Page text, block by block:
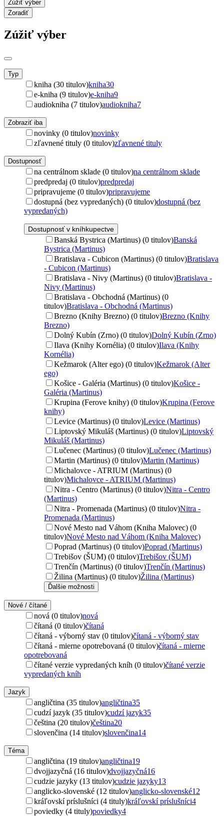
Zúžiť výber
Zoradiť
Zúžiť výber
Typ
kniha (30 titulov)kniha30
e-kniha (9 titulov)e-kniha9
audiokniha (7 titulov)audiokniha7
Zobraziť iba
novinky (0 titulov)novinky
zľavnené tituly (0 titulov)zľavnené tituly
Dostupnosť
na centrálnom sklade (0 titulov)na centrálnom sklade
predpredaj (0 titulov)predpredaj
pripravujeme (0 titulov)pripravujeme
dostupná (bez vypredaných) (0 titulov)dostupná (bez
vypredaných)
Dostupnosť v kníhkupectve
Banská Bystrica (Martinus) (0 titulov)Banská
Bystrica (Martinus)
Bratislava - Cubicon (Martinus) (0 titulov)Bratislava
- Cubicon (Martinus)
Bratislava - Nivy (Martinus) (0 titulov)Bratislava -
Nivy (Martinus)
Bratislava - Obchodná (Martinus) (0
titulov)Bratislava - Obchodná (Martinus)
Brezno (Knihy Brezno) (0 titulov)Brezno (Knihy
Brezno)
Dolný Kubín (Zrno) (0 titulov)Dolný Kubín (Zrno)
Ilava (Knihy Kornélia) (0 titulov)Ilava (Knihy
Kornélia)
Kežmarok (Alter ego) (0 titulov)Kežmarok (Alter
ego)
Košice - Galéria (Martinus) (0 titulov)Košice -
Galéria (Martinus)
Krupina (Ferove knihy) (0 titulov)Krupina (Ferove
knihy)
Levice (Martinus) (0 titulov)Levice (Martinus)
Liptovský Mikuláš (Martinus) (0 titulov)Liptovský
Mikuláš (Martinus)
Lučenec (Martinus) (0 titulov)Lučenec (Martinus)
Martin (Martinus) (0 titulov)Martin (Martinus)
Michalovce - ATRIUM (Martinus) (0
titulov)Michalovce - ATRIUM (Martinus)
Nitra - Centro (Martinus) (0 titulov)Nitra - Centro
(Martinus)
Nitra - Promenada (Martinus) (0 titulov)Nitra -
Promenada (Martinus)
Nové Mesto nad Váhom (Kniha Malovec) (0
titulov)Nové Mesto nad Váhom (Kniha Malovec)
Poprad (Martinus) (0 titulov)Poprad (Martinus)
Trebišov (ŠUM) (0 titulov)Trebišov (ŠUM)
Trenčín (Martinus) (0 titulov)Trenčín (Martinus)
Žilina (Martinus) (0 titulov)Žilina (Martinus)
Ďalšie možnosti
Nové / čítané
nová (0 titulov)nová
čítaná (0 titulov)čítaná
čítaná - výborný stav (0 titulov)čítaná - výborný stav
čítaná - mierne opotrebovaná (0 titulov)čítaná - mierne
opotrebovaná
čítané verzie vypredaných kníh (0 titulov)čítané verzie
vypredaných kníh
Jazyk
angličtina (35 titulov)angličtina35
cudzí jazyk (35 titulov)cudzí jazyk35
čeština (20 titulov)čeština20
slovenčina (14 titulov)slovenčina14
Téma
angličtina (19 titulov)angličtina19
dvojjazyčná (16 titulov)dvojjazyčná16
cudzie jazyky (13 titulov)cudzie jazyky13
anglicko-slovenské (12 titulov)anglicko-slovenské12
kráľovskí príslušníci (4 tituly)kráľovskí príslušníci4
poviedky (4 tituly)poviedky4